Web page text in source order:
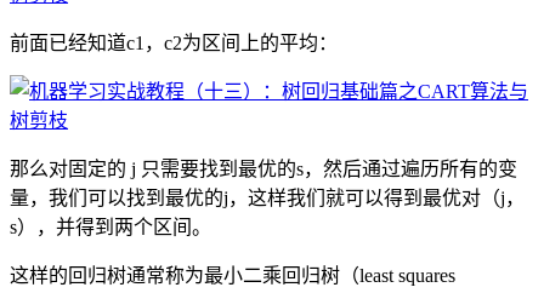
前面已经知道c1，c2为区间上的平均：
那么对固定的 j 只需要找到最优的s，然后通过遍历所有的变
量，我们可以找到最优的j，这样我们就可以得到最优对（j，
s），并得到两个区间。
这样的回归树通常称为最小二乘回归树（least squares